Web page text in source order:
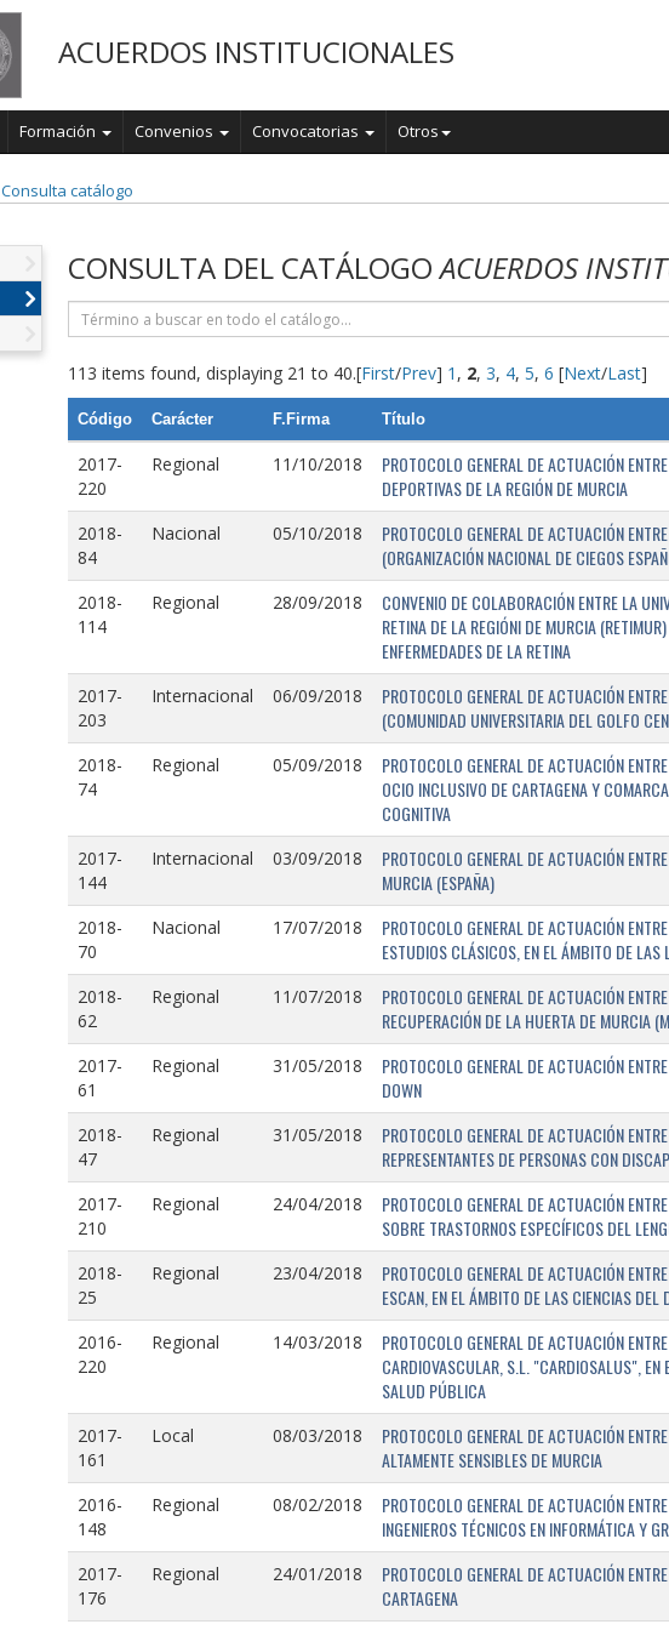
ACUERDOS INSTITUCIONALES
Formación Convenios Convocatorias Otros
Consulta catálogo
CONSULTA DEL CATÁLOGOACUERDOS
113 items found, displaying 21 to 40.[First/Prev] 1 , 2, 3, 4, 5, 6 [Next/Last]
Código Carácter F.Firma Título
2017-
220
Regional 11/10/2018
PROTOCOLO GENERAL DE ACTUACIÓN
DEPORTIVAS DE LA REGIÓN DE MURCIA
2018-
84
Nacional 05/10/2018
PROTOCOLO GENERAL DE ACTUACIÓN
(ORGANIZACIÓN NACIONAL DE CIEGOS
2018-
114
Regional 28/09/2018
CONVENIO DE COLABORACIÓN ENTRE LA
RETINA DE LA REGIÓNI DE MURCIA
ENFERMEDADES DE LA RETINA
2017-
203
Internacional 06/09/2018
PROTOCOLO GENERAL DE ACTUACIÓN
(COMUNIDAD UNIVERSITARIA DEL GOLFO
2018-
74
Regional 05/09/2018
PROTOCOLO GENERAL DE ACTUACIÓN
OCIO INCLUSIVO DE CARTAGENA Y
COGNITIVA
2017-
144
Internacional 03/09/2018
PROTOCOLO GENERAL DE ACTUACIÓN
MURCIA (ESPAÑA)
2018-
70
Nacional 17/07/2018
PROTOCOLO GENERAL DE ACTUACIÓN
ESTUDIOS CLÁSICOS, EN EL ÁMBITO DE LAS
2018-
62
Regional 11/07/2018
PROTOCOLO GENERAL DE ACTUACIÓN
RECUPERACIÓN DE LA HUERTA DE MURCIA
2017-
61
Regional 31/05/2018
PROTOCOLO GENERAL DE ACTUACIÓN
DOWN
2018-
47
Regional 31/05/2018
PROTOCOLO GENERAL DE ACTUACIÓN
REPRESENTANTES DE PERSONAS CON
2017-
210
Regional 24/04/2018
PROTOCOLO GENERAL DE ACTUACIÓN
SOBRE TRASTORNOS ESPECÍFICOS DEL
2018-
25
Regional 23/04/2018
PROTOCOLO GENERAL DE ACTUACIÓN
ESCAN, EN EL ÁMBITO DE LAS CIENCIAS DEL
2016-
220
Regional 14/03/2018
PROTOCOLO GENERAL DE ACTUACIÓN
CARDIOVASCULAR, S.L. "CARDIOSALUS",
SALUD PÚBLICA
2017-
161
Local 08/03/2018
PROTOCOLO GENERAL DE ACTUACIÓN
ALTAMENTE SENSIBLES DE MURCIA
2016-
148
Regional 08/02/2018
PROTOCOLO GENERAL DE ACTUACIÓN
INGENIEROS TÉCNICOS EN INFORMÁTICA Y
2017-
176
Regional 24/01/2018
PROTOCOLO GENERAL DE ACTUACIÓN
CARTAGENA